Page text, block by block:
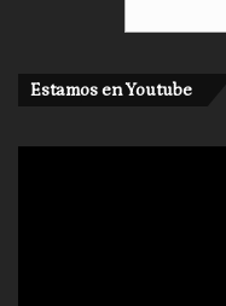
Estamos en Youtube